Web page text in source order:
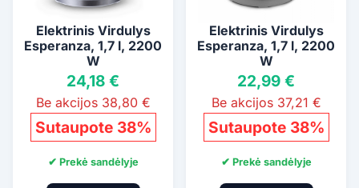
Elektrinis Virdulys
Esperanza, 1,7 l, 2200
W
24,18 €
Be akcijos 38,80 €
Sutaupote 38%
✔ Prekė sandėlyje
Elektrinis Virdulys
Esperanza, 1,7 l, 2200
W
22,99 €
Be akcijos 37,21 €
Sutaupote 38%
✔ Prekė sandėlyje